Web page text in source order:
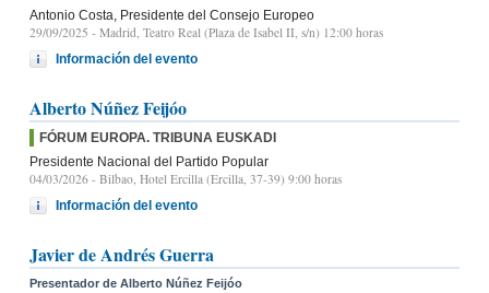
Antonio Costa, Presidente del Consejo Europeo
29/09/2025 - Madrid, Teatro Real (Plaza de Isabel II, s/n) 12:00 horas
Información del evento
Alberto Núñez Feijóo
FÓRUM EUROPA. TRIBUNA EUSKADI
Presidente Nacional del Partido Popular
04/03/2026 - Bilbao, Hotel Ercilla (Ercilla, 37-39) 9:00 horas
Información del evento
Javier de Andrés Guerra
Presentador de Alberto Núñez Feijóo